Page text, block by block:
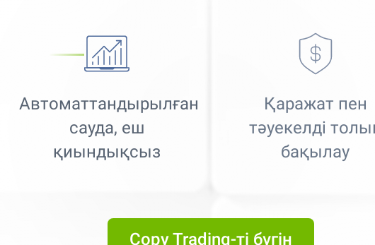
Автоматтандырылған
сауда, еш
қиындықсыз
Қаражат пен
тәуекелді
бақылау
Copy Trading-ті бүгін